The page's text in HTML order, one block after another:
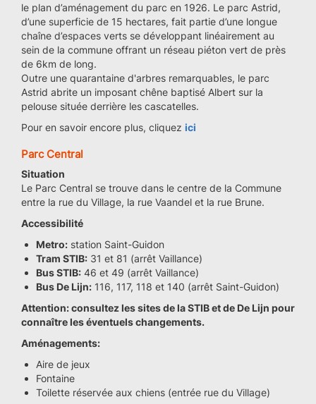
le plan d’aménagement du parc en 1926. Le parc Astrid,
d’une superficie de 15 hectares, fait partie d’une longue
chaîne d’espaces verts se développant linéairement au
sein de la commune offrant un réseau piéton vert de près
de 6km de long.
Outre une quarantaine d'arbres remarquables, le parc
Astrid abrite un imposant chêne baptisé Albert sur la
pelouse située derrière les cascatelles.
Pour en savoir encore plus, cliquez ici
Parc Central
Situation
Le Parc Central se trouve dans le centre de la Commune
entre la rue du Village, la rue Vaandel et la rue Brune.
Accessibilité
Metro: station Saint-Guidon
Tram STIB: 31 et 81 (arrêt Vaillance)
Bus STIB: 46 et 49 (arrêt Vaillance)
Bus De Lijn: 116, 117, 118 et 140 (arrêt Saint-Guidon)
Attention: consultez les sites de la STIB et de De Lijn pour
connaître les éventuels changements.
Aménagements:
Aire de jeux
Fontaine
Toilette réservée aux chiens (entrée rue du Village)